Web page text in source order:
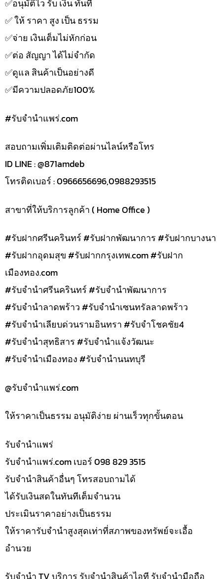
✅️อนุมัติไว รับ เงิน ทันที
✅️ ให้ ราคา สูง เป็น ธรรม
✅️จ่าย เงินเต็มไม่หักก่อน
✅️ต่อ สัญญา ได้ไม่จำกัด
✅️ดูแล สินค้าเป็นอย่างดี
✅️มีความปลอดภัย100%
#รับจํานําแพร่.com
สอบถามเพิ่มเติมติดต่อผ่านไลน์หรือโทร
ID LINE : @871amdeb
โทรติดเบอร์ : 0966656696,0988293515
สาขาที่ให้บริการลูกค้า ( Home Office )
#รับฝากศรีนครินทร์ #รับฝากพัฒนาการ #รับฝากบางนา
#รับฝากอุดมสุข #รับฝากกรุงเทพ.com #รับฝาก
เมืองทอง.com
#รับจำนำศรีนครินทร์ #รับจำนำพัฒนาการ
#รับจำนำลาดพร้าว #รับจำนำเซนทรัลลาดพร้าว
#รับจำนำเลียบด่วนรามอินทรา #รับจำโชคชัย4
#รับจำนำสุทธิสาร #รับจำนำแจ้งวัฒนะ
#รับจำนำเมืองทอง #รับจำนำนนทบุรี
@รับจํานําแพร่.com
ให้ราคาเป็นธรรม อนุมัติง่าย ผ่านเร็วทุกขั้นตอน
รับจํานำแพร่
รับจํานําแพร่.com เบอร์ 098 829 3515
รับจำนำสินค้าอื่นๆ โทรสอบถามได้
ได้รับเงินสดในทันทีเต็มจำนวน
ประเมินราคาอย่างเป็นธรรม
ให้ราคารับจำนำสูงสุดเท่าที่สภาพของทรัพย์จะเอื้อ
อำนวย